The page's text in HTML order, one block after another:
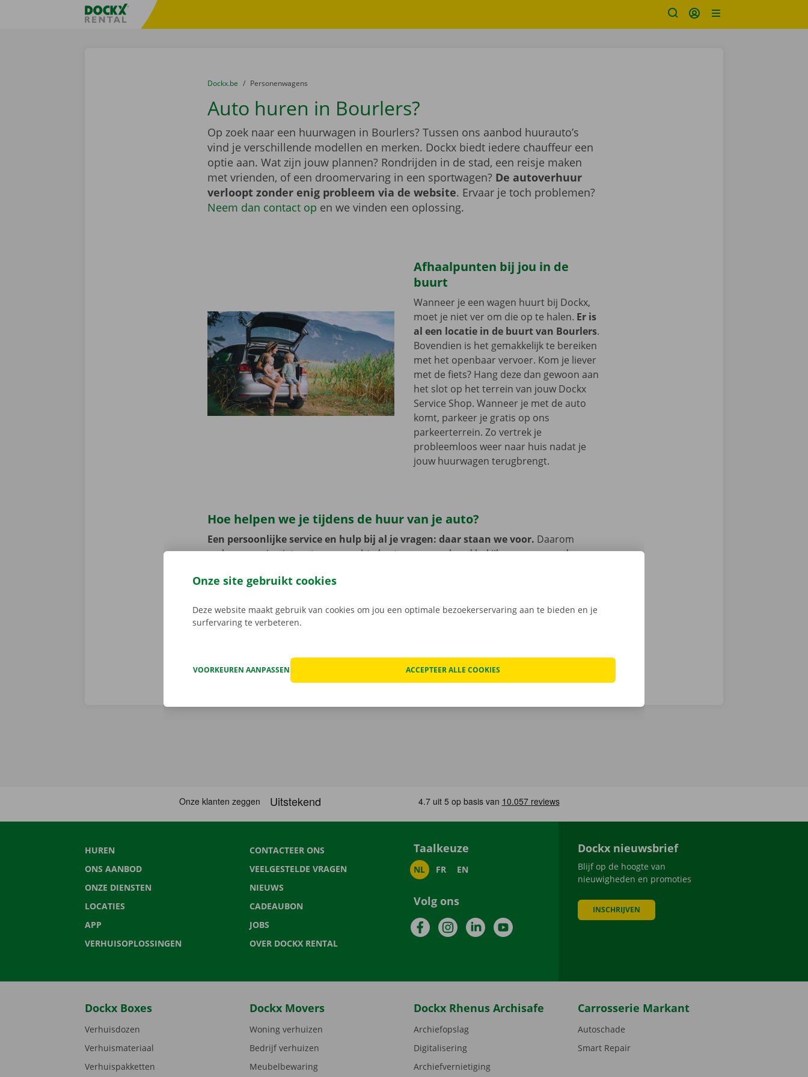
Taalselectie overslaanFratello DEMO
U bevindt zich hier:
van
Dockx.be naar
Personenwagens
Auto huren in Bourlers?
Op zoek naar een huurwagen in Bourlers? Tussen ons aanbod huurauto’s
vind je verschillende modellen en merken. Dockx biedt iedere chauffeur een
optie aan. Wat zijn jouw plannen? Rondrijden in de stad, een reisje maken
met vrienden, of een droomervaring in een sportwagen? De autoverhuur
verloopt zonder enig probleem via de website. Ervaar je toch problemen?
Neem dan contact op en we vinden een oplossing.
Afhaalpunten bij jou in de
buurt
Wanneer je een wagen huurt bij Dockx,
moet je niet ver om die op te halen. Er is
al een locatie in de buurt van Bourlers.
Bovendien is het gemakkelijk te bereiken
met het openbaar vervoer. Kom je liever
met de fiets? Hang deze dan gewoon aan
het slot op het terrein van jouw Dockx
Service Shop. Wanneer je met de auto
komt, parkeer je gratis op ons
parkeerterrein. Zo vertrek je
probleemloos weer naar huis nadat je
jouw huurwagen terugbrengt.
Hoe helpen we je tijdens de huur van je auto?
Een persoonlijke service en hulp bij al je vragen: daar staan we voor. Daarom
verbazen we je niet met onverwachte kosten: op voorhand bekijken we samen de
er niet op hopen, kan het voorkomen dat je huurwagen onderweg een technische fout
Europa. Zo vertrek je zorgeloos op pad met je huurauto.
HUREN
ONS AANBOD
ONZE DIENSTEN
LOCATIES
APP
VERHUISOPLOSSINGEN
CONTACTEER ONS
VEELGESTELDE VRAGEN
NIEUWS
CADEAUBON
JOBS
OVER DOCKX RENTAL
Taalkeuze
NL FR EN
Volg ons
FacebookInstagramLinkedInYouTube
Dockx nieuwsbrief
Blijf op de hoogte van
nieuwigheden en promoties
INSCHRIJVEN
Dockx Boxes
Verhuisdozen
Verhuismateriaal
Verhuispakketten
Dockx Movers
Woning verhuizen
Bedrijf verhuizen
Meubelbewaring
Dockx Rhenus Archisafe
Archiefopslag
Digitalisering
Archiefvernietiging
Carrosserie Markant
Autoschade
Smart Repair
Onze site gebruikt cookies
Deze website maakt gebruik van cookies om jou een optimale bezoekerservaring aan te bieden en je
surfervaring te verbeteren.
VOORKEUREN AANPASSEN ACCEPTEER ALLE COOKIES